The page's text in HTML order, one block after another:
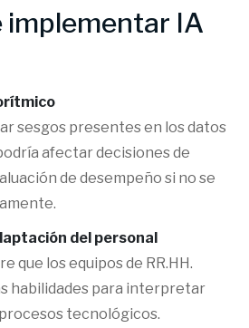
implementar IA
sesgos presentes en los datos
afectar decisiones de
de desempeño si no se
del personal
que los equipos de RR.HH.
habilidades para interpretar
tecnológicos.